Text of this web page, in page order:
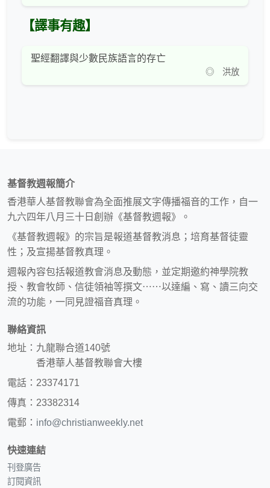
【譯事有趣】
聖經翻譯與少數民族語言的存亡
◎ 洪放
基督教週報簡介
香港華人基督教聯會為全面推展文字傳播福音的工作，自一
九六四年八月三十日創辦《基督教週報》。
《基督教週報》的宗旨是報道基督教消息；培育基督徒靈
性；及宣揚基督教真理。
週報內容包括報道教會消息及動態，並定期邀約神學院教
授、教會牧師、信徒領袖等撰文⋯⋯以達編、寫、讀三向交
流的功能，一同見證福音真理。
聯絡資訊
地址：九龍聯合道140號
香港華人基督教聯會大樓
電話：23374171
傳真：23382314
電郵： info@christianweekly.net
快速連結
刊登廣告
訂閱資訊